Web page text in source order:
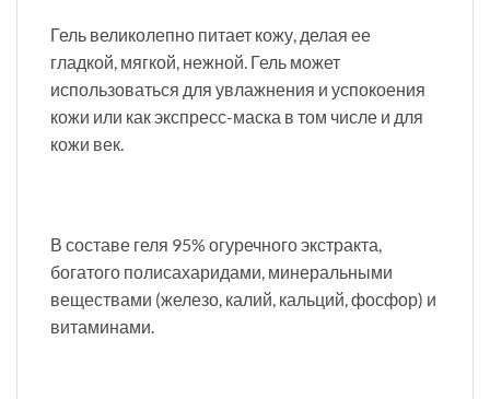
Гель великолепно питает кожу, делая ее
гладкой, мягкой, нежной. Гель может
использоваться для увлажнения и успокоения
кожи или как экспресс-маска в том числе и для
кожи век.
В составе геля 95% огуречного экстракта,
богатого полисахаридами, минеральными
веществами (железо, калий, кальций, фосфор) и
витаминами.